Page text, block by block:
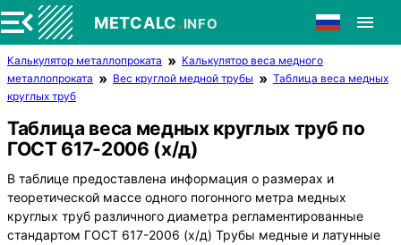
METCALC.INFO
Калькулятор металлопроката
Калькулятор веса медного
металлопроката
Вес круглой медной трубы
Таблица веса медных
круглых труб
Таблица веса медных круглых труб по
ГОСТ 617-2006 (х/д)
В таблице предоставлена информация о размерах и
теоретической массе одного погонного метра медных
круглых труб различного диаметра регламентированные
стандартом ГОСТ 617-2006 (х/д) Трубы медные и латунные